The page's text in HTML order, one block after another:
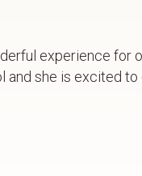
experience for
and she is excited